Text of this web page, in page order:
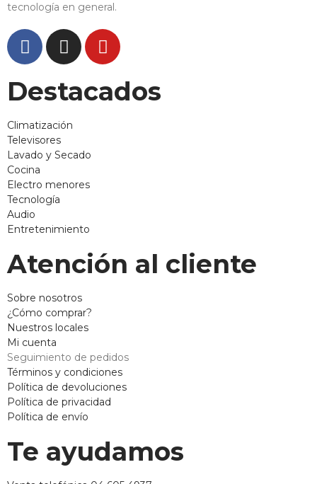
tecnología en general.
Destacados
Climatización
Televisores
Lavado y Secado
Cocina
Electro menores
Tecnología
Audio
Entretenimiento
Atención al cliente
Sobre nosotros
¿Cómo comprar?
Nuestros locales
Mi cuenta
Seguimiento de pedidos
Términos y condiciones
Política de devoluciones
Política de privacidad
Política de envío
Te ayudamos